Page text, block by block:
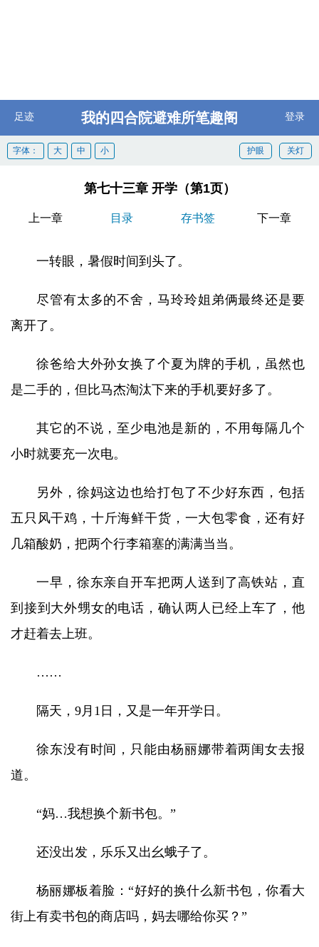
足迹 我的四合院避难所笔趣阁 登录
关灯
护眼
字体： 大 中 小
第七十三章 开学（第1页）
上一章 目录 存书签 下一章
一转眼，暑假时间到头了。
尽管有太多的不舍，马玲玲姐弟俩最终还是要
离开了。
徐爸给大外孙女换了个夏为牌的手机，虽然也
是二手的，但比马杰淘汰下来的手机要好多了。
其它的不说，至少电池是新的，不用每隔几个
小时就要充一次电。
另外，徐妈这边也给打包了不少好东西，包括
五只风干鸡，十斤海鲜干货，一大包零食，还有好
几箱酸奶，把两个行李箱塞的满满当当。
一早，徐东亲自开车把两人送到了高铁站，直
到接到大外甥女的电话，确认两人已经上车了，他
才赶着去上班。
……
隔天，9月1日，又是一年开学日。
徐东没有时间，只能由杨丽娜带着两闺女去报
道。
“妈…我想换个新书包。”
还没出发，乐乐又出幺蛾子了。
杨丽娜板着脸：“好好的换什么新书包，你看大
街上有卖书包的商店吗，妈去哪给你买？”